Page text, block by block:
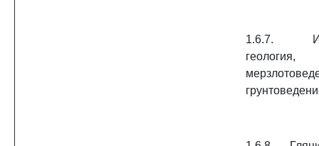
1.6.7.
геология,